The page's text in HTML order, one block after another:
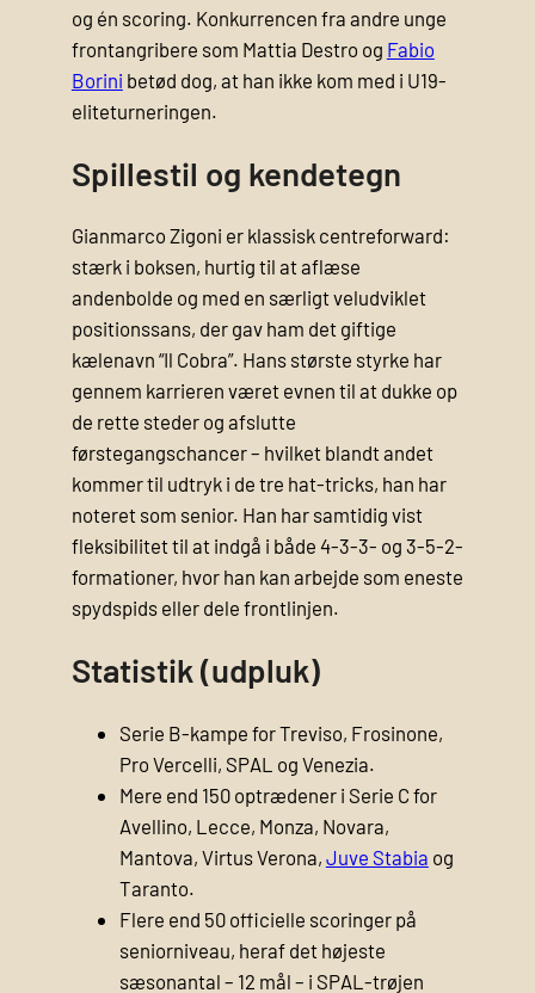
og én scoring. Konkurrencen fra andre unge
frontangribere som Mattia Destro og Fabio
Borini betød dog, at han ikke kom med i U19-
eliteturneringen.
Spillestil og kendetegn
Gianmarco Zigoni er klassisk centreforward:
stærk i boksen, hurtig til at aflæse
andenbolde og med en særligt veludviklet
positionssans, der gav ham det giftige
kælenavn “Il Cobra”. Hans største styrke har
gennem karrieren været evnen til at dukke op
de rette steder og afslutte
førstegangschancer – hvilket blandt andet
kommer til udtryk i de tre hat-tricks, han har
noteret som senior. Han har samtidig vist
fleksibilitet til at indgå i både 4-3-3- og 3-5-2-
formationer, hvor han kan arbejde som eneste
spydspids eller dele frontlinjen.
Statistik (udpluk)
Serie B-kampe for Treviso, Frosinone,
Pro Vercelli, SPAL og Venezia.
Mere end 150 optrædener i Serie C for
Avellino, Lecce, Monza, Novara,
Mantova, Virtus Verona, Juve Stabia og
Taranto.
Flere end 50 officielle scoringer på
seniorniveau, heraf det højeste
sæsonantal – 12 mål – i SPAL-trøjen